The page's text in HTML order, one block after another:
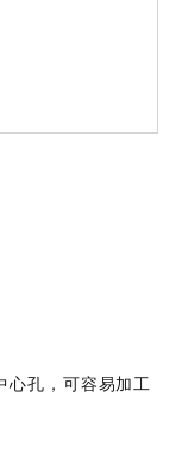
心孔，可容易加工